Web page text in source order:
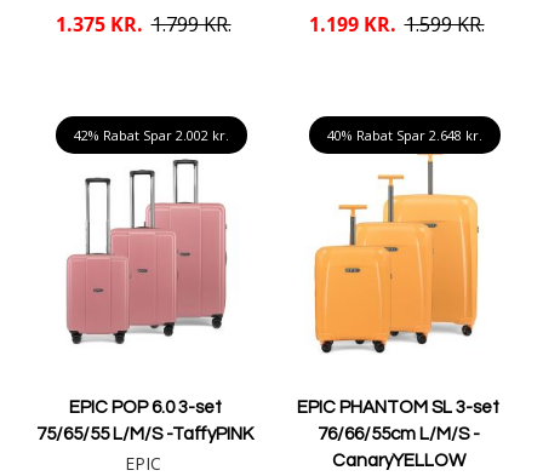
1.375 KR. 1.799 KR. 1.199 KR. 1.599 KR.
42% Rabat Spar 2.002 kr.
EPIC POP 6.0 3-set
75/65/55 L/M/S -TaffyPINK
EPIC
40% Rabat Spar 2.648 kr.
EPIC PHANTOM SL 3-set
76/66/55cm L/M/S -
CanaryYELLOW